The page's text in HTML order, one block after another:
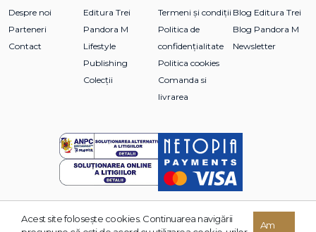
Despre noi
Parteneri
Contact
Editura Trei
Pandora M
Lifestyle
Publishing
Colecții
Termeni și condiții
Politica de
confidențialitate
Politica cookies
Comanda si
livrarea
Blog Editura Trei
Blog Pandora M
Newsletter
© 2026 Grupul Editorial TREI. Toate drepturile rezervate.
Acest site foloseşte cookies. Continuarea navigării
Am